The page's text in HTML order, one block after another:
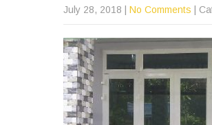
July 28, 2018 No Comments |